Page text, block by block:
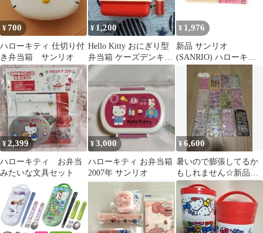
¥700
ハローキティ 仕切り付
き弁当箱 サンリオ
¥ 1,200
Hello Kitty おにぎり型
弁当箱 ケーズデンキ限
定
¥ 1,976
新品 サンリオ
(SANRIO) ハローキテ
¥2,399
ハローキティ お弁当
みたいな文具セット
¥3,000
ハローキティ お弁当箱
2007年 サンリオ
¥6,600
暑いので膨張してるか
もしれません☆新品☆
シール12種 食玩シー
ル1種 まとめ売り